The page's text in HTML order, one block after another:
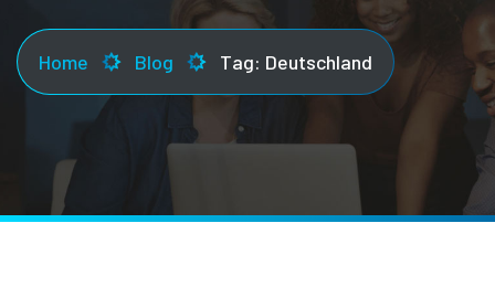
Home Blog Tag: Deutschland